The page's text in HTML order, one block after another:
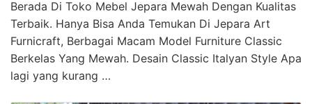
Berada Di Toko Mebel Jepara Mewah Dengan Kualitas
Terbaik. Hanya Bisa Anda Temukan Di Jepara Art
Furnicraft, Berbagai Macam Model Furniture Classic
Berkelas Yang Mewah. Desain Classic Italyan Style Apa
lagi yang kurang …